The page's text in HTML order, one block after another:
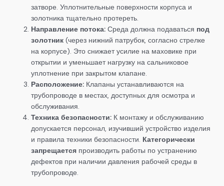
затворе. Уплотнительные поверхности корпуса и
золотника тщательно протереть.
Направление потока: Среда должна подаваться под
золотник (через нижний патрубок, согласно стрелке
на корпусе). Это снижает усилие на маховике при
открытии и уменьшает нагрузку на сальниковое
уплотнение при закрытом клапане.
Расположение: Клапаны устанавливаются на
трубопроводе в местах, доступных для осмотра и
обслуживания.
Техника безопасности: К монтажу и обслуживанию
допускается персонал, изучивший устройство изделия
и правила техники безопасности. Категорически
запрещается производить работы по устранению
дефектов при наличии давления рабочей среды в
трубопроводе.